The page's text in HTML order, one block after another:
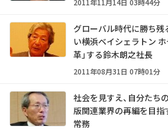
2011年11月14日 03時44分
グローバル時代に勝ち
い――横浜ベイシェラトン
革」する鈴木朗之社長
2011年08月31日 07時01分
社会を見すえ、自分たち
版関連業界の再編を目
常務